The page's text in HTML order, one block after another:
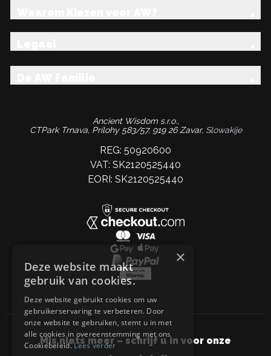
Ancient Wisdom s.r.o.,
CTPark Trnava, Prílohy 583/57, 919 26 Zavar, Slowakije
REG: 50920600
VAT: SK2120525440
EORI: SK2120525440
Mis niets meer – schrijf u in voor onze
×
Deze website maakt
gebruik van cookies.
Deze website gebruikt cookies om uw
gebruikerservaring te verbeteren. Door
onze website te gebruiken, stemt u in met
alle cookies in overeenstemming met ons
Cookiebeleid.Lees verder